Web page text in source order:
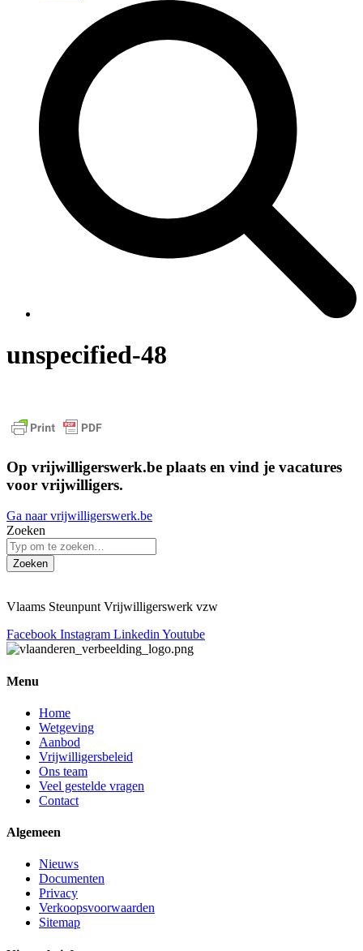
unspecified-48
Op vrijwilligerswerk.be plaats en vind je vacatures
voor vrijwilligers.
Ga naar vrijwilligerswerk.be
Zoeken
Zoeken
Vlaams Steunpunt Vrijwilligerswerk vzw
Facebook Instagram Linkedin Youtube
Menu
Home
Wetgeving
Aanbod
Vrijwilligersbeleid
Ons team
Veel gestelde vragen
Contact
Algemeen
Nieuws
Documenten
Privacy
Verkoopsvoorwaarden
Sitemap